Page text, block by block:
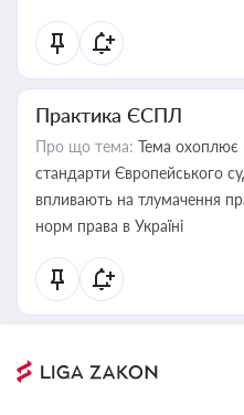
Практика ЄСПЛ
Про що тема: Тема охоплює
стандарти Європейського
впливають на тлумачення
норм права в Україні